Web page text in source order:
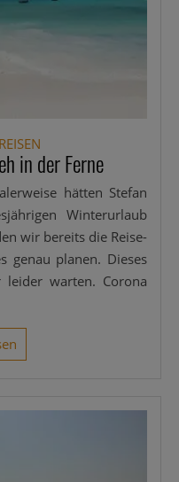
in der Ferne
hät­ten Ste­fan
Win­ter­ur­laub
wir bereits die Rei­se­
genau pla­nen. Die­ses
lei­der war­ten. Coro­na